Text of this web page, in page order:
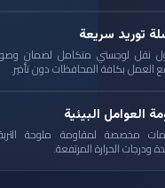
توريد سريعة
نقل لوجستي متكامل لضمان وصول
العمل بكافة المحافظات دون تأخير.
العوامل البيئية
مخصصة لمقاومة ملوحة التربة
ودرجات الحرارة المرتفعة.